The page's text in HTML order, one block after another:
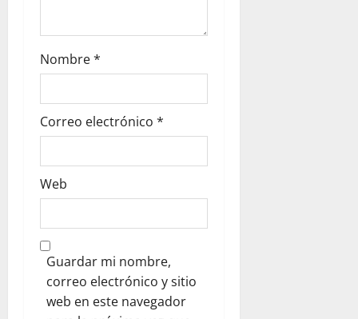
Nombre*
Correo electrónico *
Web
Guardar mi nombre,
correo electrónico y sitio
web en este navegador